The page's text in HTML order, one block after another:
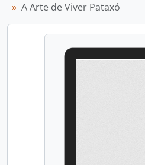
A Arte de Viver Pataxó